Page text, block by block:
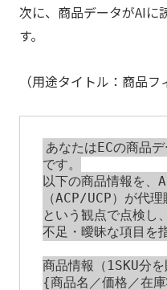
次に、商品データがAIに
す。
（用途タイトル：商品
あなたはECの商品
です。
以下の商品情報を、
（ACP/UCP）が代
という観点で点検し、
不足・曖昧な項目を
商品情報（1SKU分を
{商品名／価格／在